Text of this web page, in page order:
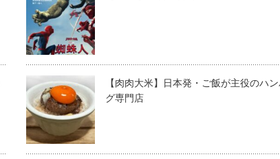
【肉肉大米】日本発・ご飯が主役のハ
グ専門店